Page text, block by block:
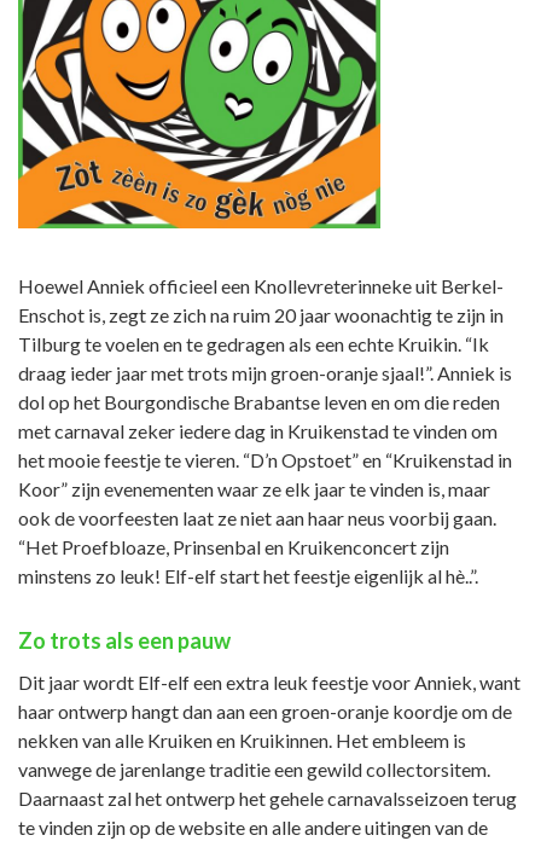
Hoewel Anniek officieel een Knollevreterinneke uit Berkel-
Enschot is, zegt ze zich na ruim 20 jaar woonachtig te zijn in
Tilburg te voelen en te gedragen als een echte Kruikin. “Ik
draag ieder jaar met trots mijn groen-oranje sjaal!”. Anniek is
dol op het Bourgondische Brabantse leven en om die reden
met carnaval zeker iedere dag in Kruikenstad te vinden om
het mooie feestje te vieren. “D’n Opstoet” en “Kruikenstad in
Koor” zijn evenementen waar ze elk jaar te vinden is, maar
ook de voorfeesten laat ze niet aan haar neus voorbij gaan.
“Het Proefbloaze, Prinsenbal en Kruikenconcert zijn
minstens zo leuk! Elf-elf start het feestje eigenlijk al hè..”.
Zo trots als een pauw
Dit jaar wordt Elf-elf een extra leuk feestje voor Anniek, want
haar ontwerp hangt dan aan een groen-oranje koordje om de
nekken van alle Kruiken en Kruikinnen. Het embleem is
vanwege de jarenlange traditie een gewild collectorsitem.
Daarnaast zal het ontwerp het gehele carnavalsseizoen terug
te vinden zijn op de website en alle andere uitingen van de